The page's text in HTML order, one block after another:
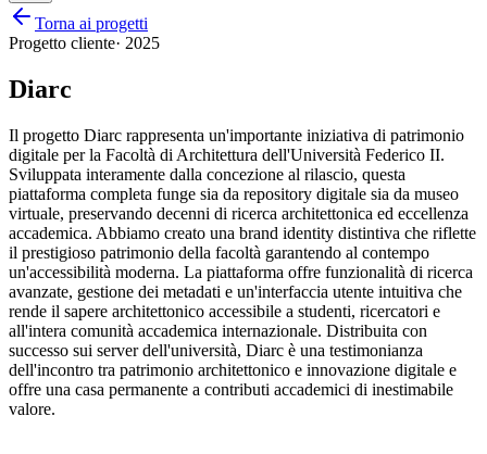
Torna ai progetti
Progetto cliente· 2025
Diarc
Il progetto Diarc rappresenta un'importante iniziativa di patrimonio
digitale per la Facoltà di Architettura dell'Università Federico II.
Sviluppata interamente dalla concezione al rilascio, questa
piattaforma completa funge sia da repository digitale sia da museo
virtuale, preservando decenni di ricerca architettonica ed eccellenza
accademica. Abbiamo creato una brand identity distintiva che riflette
il prestigioso patrimonio della facoltà garantendo al contempo
un'accessibilità moderna. La piattaforma offre funzionalità di ricerca
avanzate, gestione dei metadati e un'interfaccia utente intuitiva che
rende il sapere architettonico accessibile a studenti, ricercatori e
all'intera comunità accademica internazionale. Distribuita con
successo sui server dell'università, Diarc è una testimonianza
dell'incontro tra patrimonio architettonico e innovazione digitale e
offre una casa permanente a contributi accademici di inestimabile
valore.